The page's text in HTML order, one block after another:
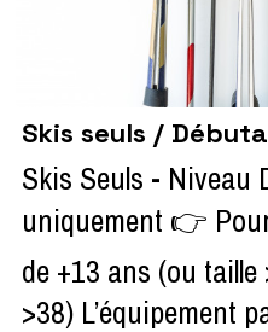
Skis seuls /
Skis Seuls - Niveau
uniquement 👉
de +13 ans (ou
>38) L’équipement